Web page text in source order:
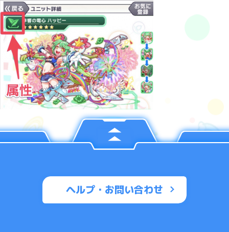
ヘルプ・お問い合わせ